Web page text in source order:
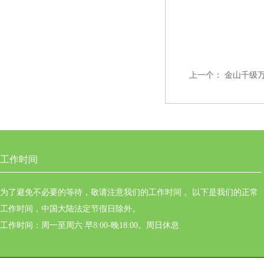
上一个： 金山千级
工作时间
为了避免不必要的等待，敬请注意我们的工作时间 。以下是我们的正常
工作时间，中国大陆法定节假日除外。
工作时间：周一至周六 早8:00-晚18:00。周日休息